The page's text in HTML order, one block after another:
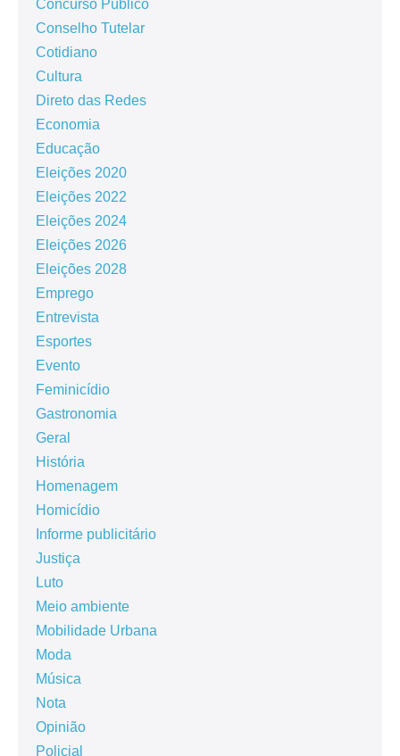
Concurso Público
Conselho Tutelar
Cotidiano
Cultura
Direto das Redes
Economia
Educação
Eleições 2020
Eleições 2022
Eleições 2024
Eleições 2026
Eleições 2028
Emprego
Entrevista
Esportes
Evento
Feminicídio
Gastronomia
Geral
História
Homenagem
Homicídio
Informe publicitário
Justiça
Luto
Meio ambiente
Mobilidade Urbana
Moda
Música
Nota
Opinião
Policial